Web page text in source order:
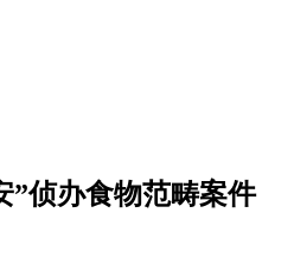
”侦办食物范畴案件